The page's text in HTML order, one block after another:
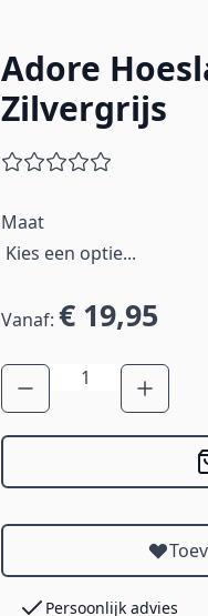
Adore
Zilvergrijs
Maat
Vanaf:€ 19,95
Aantal
Persoonlijk advies